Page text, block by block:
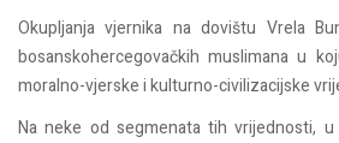
Okupljanja vjernika na dovištu Vrela
bosanskohercegovačkih muslimana u
moralno-vjerske i kulturno-civilizacijske
Na neke od segmenata tih vrijednosti, u